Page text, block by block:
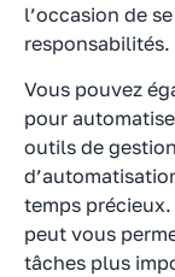
l’occasion de
responsabilités.
Vous pouvez
pour
outils de
temps
peut vous
tâches plus